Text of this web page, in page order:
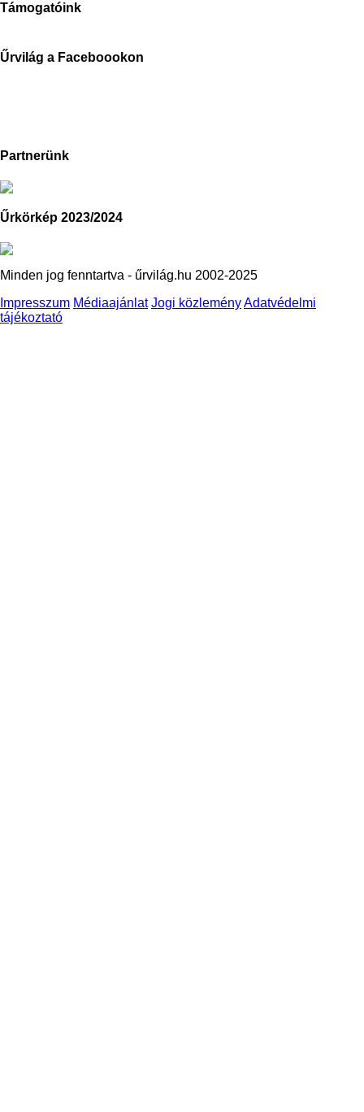
Támogatóink
Űrvilág a Faceboookon
Partnerünk
Űrkörkép 2023/2024
Minden jog fenntartva - űrvilág.hu 2002-2025
Impresszum Médiaajánlat Jogi közleményAdatvédelmi
tájékoztató